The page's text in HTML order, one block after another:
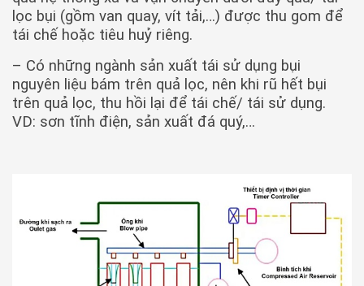
lọc bụi (gồm van quay, vít tải,…) được thu gom để
tái chế hoặc tiêu huỷ riêng.
– Có những ngành sản xuất tái sử dụng bụi
nguyên liệu bám trên quả lọc, nên khi rũ hết bụi
trên quả lọc, thu hồi lại để tái chế/ tái sử dụng.
VD: sơn tĩnh điện, sản xuất đá quý,…